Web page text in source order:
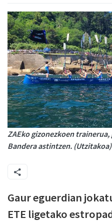
ZAEko gizonezkoen trainerua,
Bandera astintzen. (Utzitakoa)
Gaur eguerdian
ETE ligetako